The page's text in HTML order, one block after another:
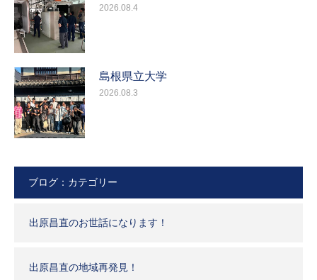
2026.08.4
島根県立大学
2026.08.3
ブログ：カテゴリー
出原昌直のお世話になります！
出原昌直の地域再発見！